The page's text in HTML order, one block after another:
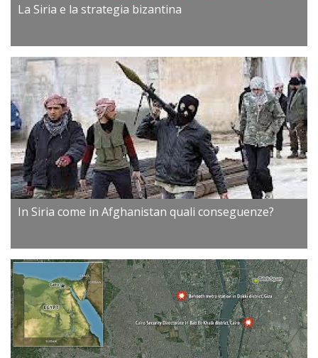
La Siria e la strategia bizantina
In Siria come in Afghanistan quali conseguenze?